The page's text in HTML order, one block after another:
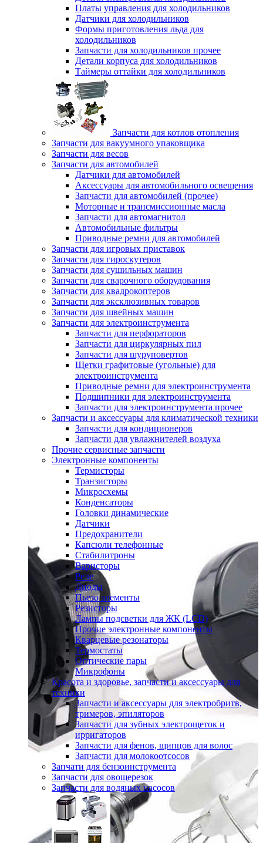
Платы управления для холодильников
Датчики для холодильников
Формы приготовления льда для
холодильников
Запчасти для холодильников прочее
Детали корпуса для холодильников
Таймеры оттайки для холодильников
Запчасти для котлов отопления
Запчасти для вакуумного упаковщика
Запчасти для весов
Запчасти для автомобилей
Датчики для автомобилей
Аксессуары для автомобильного освещения
Запчасти для автомобилей (прочее)
Моторные и трансмиссионные масла
Запчасти для автомагнитол
Автомобильные фильтры
Приводные ремни для автомобилей
Запчасти для игровых приставок
Запчасти для гироскутеров
Запчасти для сушильных машин
Запчасти для сварочного оборудования
Запчасти для квадрокоптеров
Запчасти для эксклюзивных товаров
Запчасти для швейных машин
Запчасти для электроинструмента
Запчасти для перфораторов
Запчасти для циркулярных пил
Запчасти для шуруповертов
Щетки графитовые (угольные) для
электроинструмента
Приводные ремни для электроинструмента
Подшипники для электроинструмента
Запчасти для электроинструмента прочее
Запчасти и аксессуары для климатической техники
Запчасти для кондиционеров
Запчасти для увлажнителей воздуха
Прочие сервисные запчасти
Электронные компоненты
Термисторы
Транзисторы
Микросхемы
Конденсаторы
Головки динамические
Датчики
Предохранители
Капсюли телефонные
Стабилитроны
Варисторы
Реле
Диоды
Пьезо элементы
Резисторы
Лампы подсветки для ЖК (LCD)
Прочие электронные компоненты
Кварцевые резонаторы
Термостаты
Оптические пары
Микрофоны
Красота и здоровье, запчасти и аксессуары для
техники
Запчасти и аксессуары для электробритв,
тримеров, эпиляторов
Запчасти для зубных электрощеток и
ирригаторов
Запчасти для фенов, щипцов для волос
Запчасти для молокоотсосов
Запчати для бензоинструмента
Запчасти для овощерезок
Запчасти для водяных насосов